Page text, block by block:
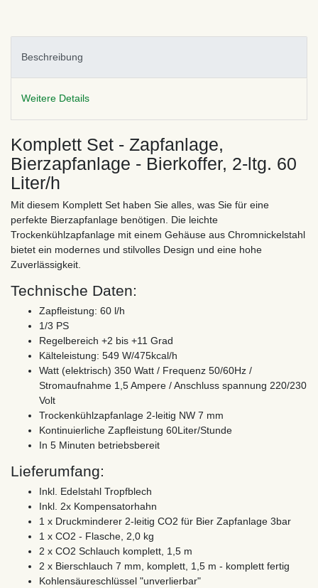
Beschreibung
Weitere Details
Komplett Set - Zapfanlage,
Bierzapfanlage - Bierkoffer, 2-ltg. 60
Liter/h
Mit diesem Komplett Set haben Sie alles, was Sie für eine
perfekte Bierzapfanlage benötigen. Die leichte
Trockenkühlzapfanlage mit einem Gehäuse aus Chromnickelstahl
bietet ein modernes und stilvolles Design und eine hohe
Zuverlässigkeit.
Technische Daten:
Zapfleistung: 60 l/h
1/3 PS
Regelbereich +2 bis +11 Grad
Kälteleistung: 549 W/475kcal/h
Watt (elektrisch) 350 Watt / Frequenz 50/60Hz /
Stromaufnahme 1,5 Ampere / Anschluss spannung 220/230
Volt
Trockenkühlzapfanlage 2-leitig NW 7 mm
Kontinuierliche Zapfleistung 60Liter/Stunde
In 5 Minuten betriebsbereit
Lieferumfang:
Inkl. Edelstahl Tropfblech
Inkl. 2x Kompensatorhahn
1 x Druckminderer 2-leitig CO2 für Bier Zapfanlage 3bar
1 x CO2 - Flasche, 2,0 kg
2 x CO2 Schlauch komplett, 1,5 m
2 x Bierschlauch 7 mm, komplett, 1,5 m - komplett fertig
Kohlensäureschlüssel "unverlierbar"